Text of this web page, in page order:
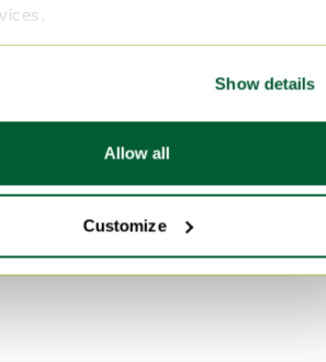
Show details
Allow all
Customize
Skai Mobili
Marrone Borse
Verde Borse
Beige Regali